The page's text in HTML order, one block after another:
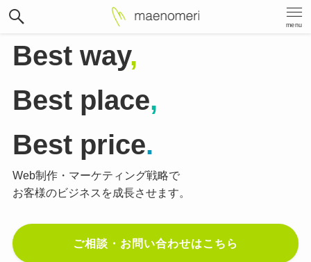
menu
Best way,
Best place,
Best price.
Web制作・マーケティング戦略で
お客様のビジネスを成長させます。
ご相談・お問い合わせはこちら